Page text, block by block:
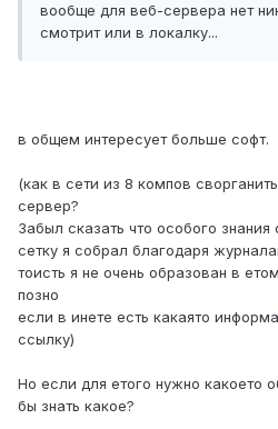
вообще для веб-сервера нет
смотрит или в локалку...
в общем интересует больше софт.
(как в сети из 8 компов
сервер?
Забыл сказать что особого
сетку я собрал благодаря
тоисть я не очень образован в
позно
если в инете есть какаято
ссылку)
Но если для етого нужно какоето
бы знать какое?